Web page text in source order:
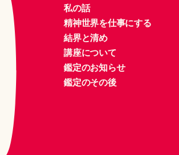
私の話
精神世界を仕事にする
結界と清め
講座について
鑑定のお知らせ
鑑定のその後